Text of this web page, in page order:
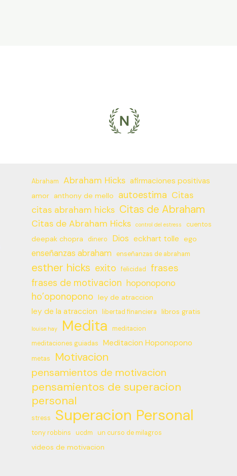
Abraham Abraham Hicks afirmaciones positivas
amor anthony de mello autoestima Citas
citas abraham hicks Citas de Abraham
Citas de Abraham Hicks control del estress cuentos
deepak chopra dinero Dios eckhart tolle ego
enseñanzas abraham enseñanzas de abraham
esther hicks exito felicidad frases
frases de motivacion hoponopono
ho’oponopono ley de atraccion
ley de la atraccion libertad financiera libros gratis
louise hay Medita
meditacion
meditaciones guiadas
Meditacion Hoponopono
metas Motivacion
pensamientos de motivacion
pensamientos de superacion
personal
stress Superacion Personal
tony robbins ucdm un curso de milagros
videos de motivacion